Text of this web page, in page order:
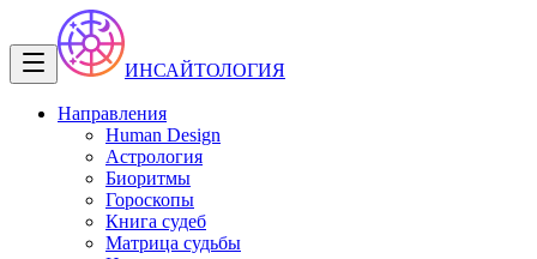
ИНСАЙТОЛОГИЯ
Направления
Human Design
Астрология
Биоритмы
Гороскопы
Книга судеб
Матрица судьбы